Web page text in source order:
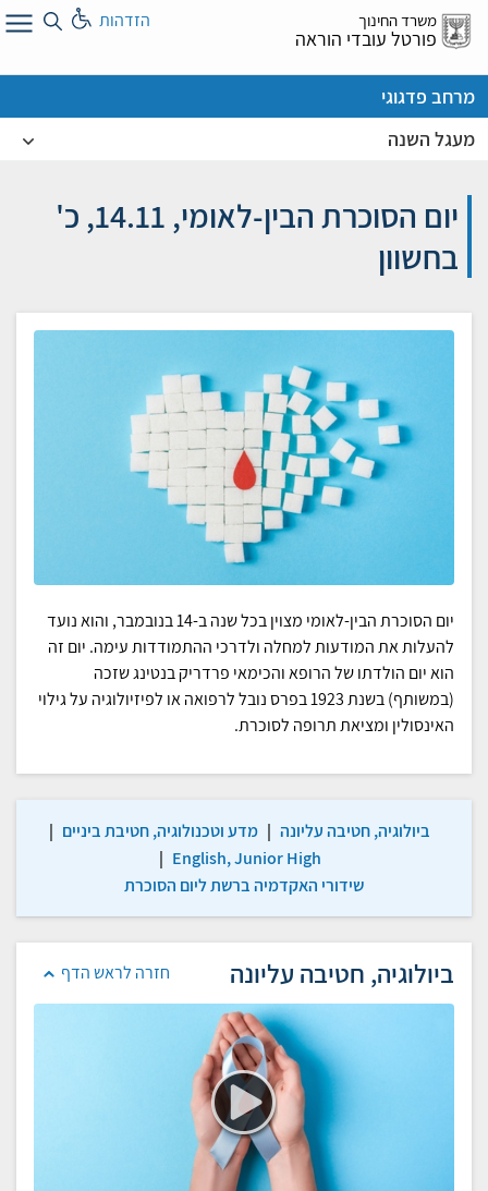
דלג
אל
משרד החינוך
פורטל עובדי הוראה
הזדהות
מרחב פדגוגי
מעגל השנה
יום הסוכרת הבין-לאומי, 14.11, כ'
בחשוון
יום הסוכרת הבין-לאומי מצוין בכל שנה ב-14 בנובמבר, והוא נועד
להעלות את המודעות למחלה ולדרכי ההתמודדות עימה. יום זה
הוא יום הולדתו של הרופא והכימאי פרדריק בנטינג שזכה
(במשותף) בשנת 1923 בפרס נובל לרפואה או לפיזיולוגיה על גילוי
האינסולין ומציאת תרופה לסוכרת.
ביולוגיה, חטיבה עליונה | מדע וטכנולוגיה, חטיבת ביניים |
English, Junior High
|
שידורי האקדמיה ברשת ליום הסוכרת
חזרה לראש הדף ביולוגיה, חטיבה עליונה